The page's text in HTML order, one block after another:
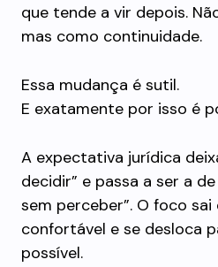
que tende a vir depois.
mas como continuidade.
Essa mudança é sutil.
E exatamente por isso é
A expectativa jurídica
decidir” e passa a ser a
sem perceber”. O foco
confortável e se desloca
possível.